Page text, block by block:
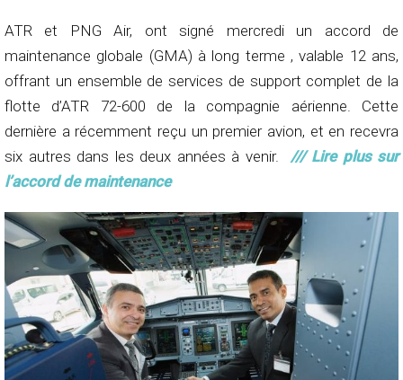
ATR et PNG Air, ont signé mercredi un accord de
maintenance globale (GMA) à long terme , valable 12 ans,
offrant un ensemble de services de support complet de la
flotte d’ATR 72-600 de la compagnie aérienne. Cette
dernière a récemment reçu un premier avion, et en recevra
six autres dans les deux années à venir. /// Lire plus sur
l’accord de maintenance